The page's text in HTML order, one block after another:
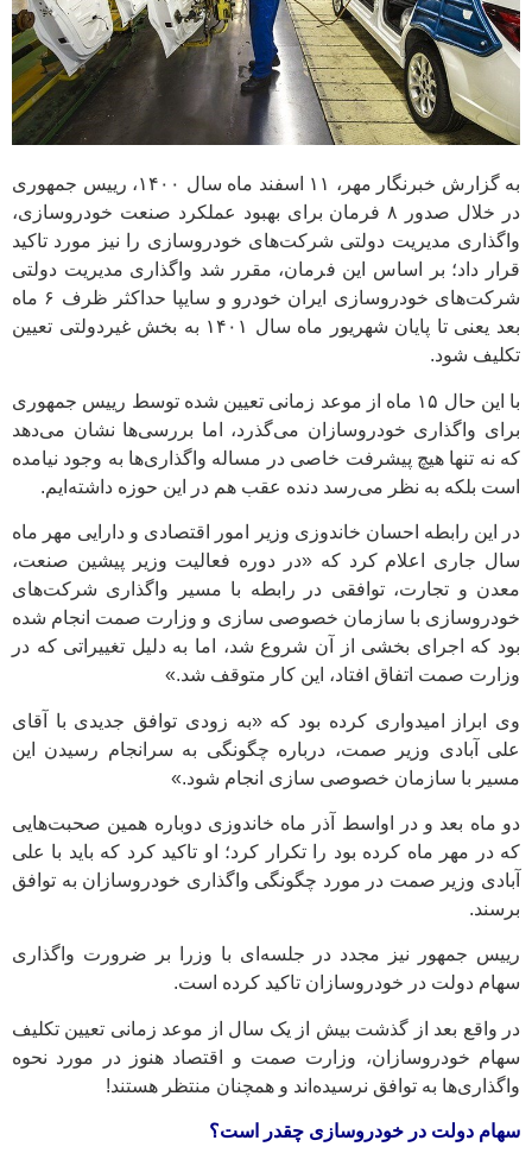
به گزارش خبرنگار مهر، ۱۱ اسفند ماه سال ۱۴۰۰، رییس جمهوری
در خلال صدور ۸ فرمان برای بهبود عملکرد صنعت خودروسازی،
واگذاری مدیریت دولتی شرکت‌های خودروسازی را نیز مورد تاکید
قرار داد؛ بر اساس این فرمان، مقرر شد واگذاری مدیریت دولتی
شرکت‌های خودروسازی ایران خودرو و سایپا حداکثر ظرف ۶ ماه
بعد یعنی تا پایان شهریور ماه سال ۱۴۰۱ به بخش غیردولتی تعیین
تکلیف شود.
با این حال ۱۵ ماه از موعد زمانی تعیین شده توسط رییس جمهوری
برای واگذاری خودروسازان می‌گذرد، اما بررسی‌ها نشان می‌دهد
که نه تنها هیچ پیشرفت خاصی در مساله واگذاری‌ها به وجود نیامده
است بلکه به نظر می‌رسد دنده عقب هم در این حوزه داشته‌ایم.
در این رابطه احسان خاندوزی وزیر امور اقتصادی و دارایی مهر ماه
سال جاری اعلام کرد که «در دوره فعالیت وزیر پیشین صنعت،
معدن و تجارت، توافقی در رابطه با مسیر واگذاری شرکت‌های
خودروسازی با سازمان خصوصی سازی و وزارت صمت انجام شده
بود که اجرای بخشی از آن شروع شد، اما به دلیل تغییراتی که در
وزارت صمت اتفاق افتاد، این کار متوقف شد.»
وی ابراز امیدواری کرده بود که «به زودی توافق جدیدی با آقای
علی آبادی وزیر صمت، درباره چگونگی به سرانجام رسیدن این
مسیر با سازمان خصوصی سازی انجام شود.»
دو ماه بعد و در اواسط آذر ماه خاندوزی دوباره همین صحبت‌هایی
که در مهر ماه کرده بود را تکرار کرد؛ او تاکید کرد که باید با علی
آبادی وزیر صمت در مورد چگونگی واگذاری خودروسازان به توافق
برسند.
رییس جمهور نیز مجدد در جلسه‌ای با وزرا بر ضرورت واگذاری
سهام دولت در خودروسازان تاکید کرده است.
در واقع بعد از گذشت بیش از یک سال از موعد زمانی تعیین تکلیف
سهام خودروسازان، وزارت صمت و اقتصاد هنوز در مورد نحوه
واگذاری‌ها به توافق نرسیده‌اند و همچنان منتظر هستند!
سهام دولت در خودروسازی چقدر است؟